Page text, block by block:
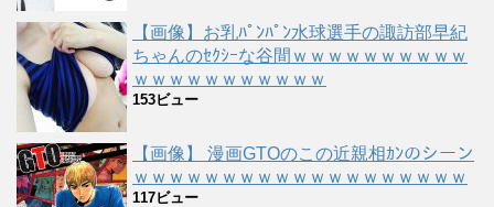
【画像】お乳ﾊﾟﾝﾊﾟﾝ水球選手の諏訪部早紀
ちゃんのｾｸｼｰな谷間ｗｗｗｗｗｗｗｗｗｗ
ｗｗｗｗｗｗｗｗｗｗｗ
153ビュー
【画像】 漫画GTOのこの近親相ｶﾝのシーン
ｗｗｗｗｗｗｗｗｗｗｗｗｗｗｗｗｗｗｗ
117ビュー